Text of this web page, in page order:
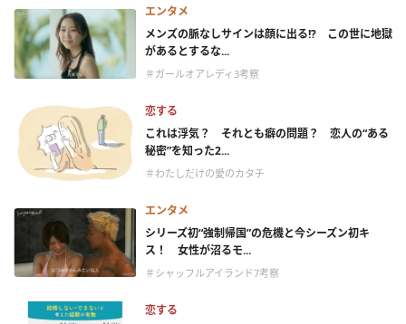
エンタメ
メンズの脈なしサインは顔に出る!? この世に地獄
があるとするな...
＃ガールオアレディ3考察
恋する
これは浮気？ それとも癖の問題？ 恋人の“ある
秘密”を知った2...
＃わたしだけの愛のカタチ
エンタメ
シリーズ初“強制帰国”の危機と今シーズン初キ
ス！ 女性が沼るモ...
＃シャッフルアイランド7考察
恋する